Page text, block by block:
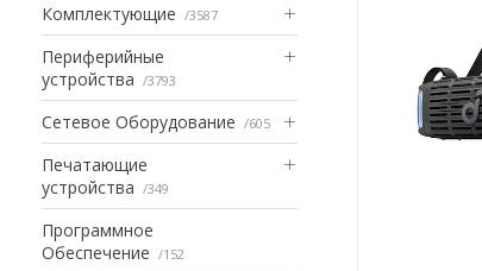
Комплектующие 3587
Периферийные
устройства
3793
Сетевое Оборудование 605
Печатающие
устройства
349
Программное
Обеспечение
152